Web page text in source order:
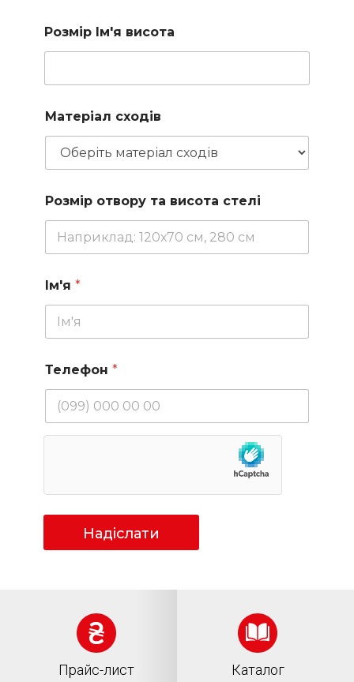
Розмір Ім'я висота
Матеріал сходів
Розмір отвору та висота стелі
Ім'я *
Телефон *
Надіслати
Прайс-лист Каталог